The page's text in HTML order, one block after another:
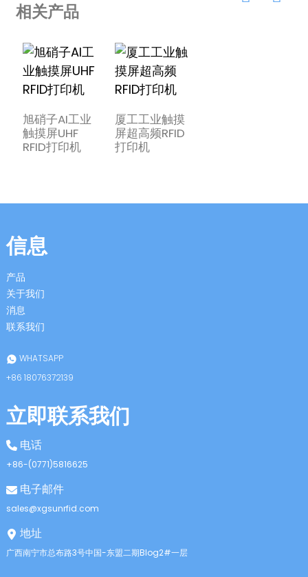
相关产品
旭硝子AI工业
触摸屏UHF
RFID打印机
厦工工业触摸
屏超高频RFID
打印机
信息
产品
关于我们
消息
联系我们
WHATSAPP
+86 18076372139
立即联系我们
电话
+86-(0771)5816625
电子邮件
sales@xgsunrfid.com
地址
广西南宁市总布路3号中国-东盟二期Blog2#一层